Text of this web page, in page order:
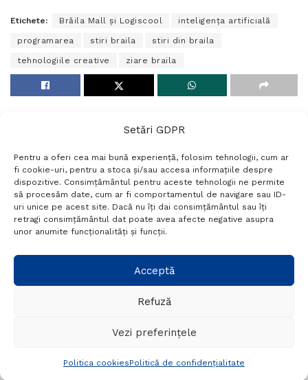
Setări GDPR
Pentru a oferi cea mai bună experiență, folosim tehnologii, cum ar
fi cookie-uri, pentru a stoca și/sau accesa informațiile despre
dispozitive. Consimțământul pentru aceste tehnologii ne permite
să procesăm date, cum ar fi comportamentul de navigare sau ID-
uri unice pe acest site. Dacă nu îți dai consimțământul sau îți
retragi consimțământul dat poate avea afecte negative asupra
unor anumite funcționalități și funcții.
Acceptă
Refuză
Vezi preferințele
Politica cookiesPolitică de confidențialitate
Etichete: Brăila Mall și Logiscool inteligența artificială
programarea stiri braila stiri din braila
tehnologiile creative ziare braila
Termeni si conditii
Politică de confidențialitate
Politica cookies
Setări GDPR
+40 788 760 194